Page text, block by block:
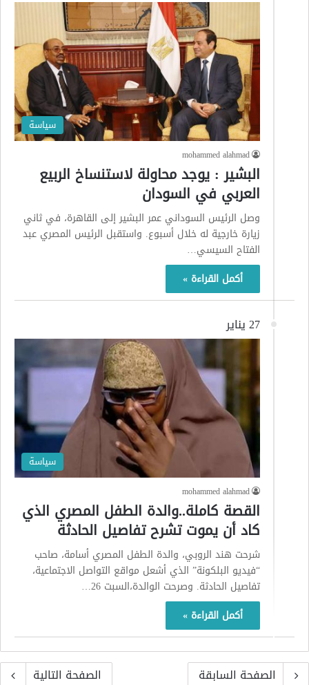
سياسة
mohammed alahmad
البشير : يوجد محاولة لاستنساخ الربيع
العربي في السودان
وصل الرئيس السوداني عمر البشير إلى القاهرة، في ثاني
زيارة خارجية له خلال أسبوع. واستقبل الرئيس المصري عبد
الفتاح السيسي…
أكمل القراءة »
27 يناير
سياسة
mohammed alahmad
القصة كاملة..والدة الطفل المصري الذي
كاد أن يموت تشرح تفاصيل الحادثة
شرحت هند الروبي، والدة الطفل المصري أسامة، صاحب
“فيديو البلكونة” الذي أشعل مواقع التواصل الاجتماعية،
تفاصيل الحادثة. وصرحت الوالدة،السبت 26…
أكمل القراءة »
الصفحة السابقة الصفحة التالية